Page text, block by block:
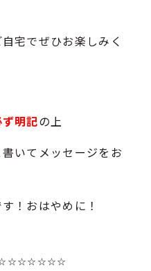
宅でぜひお楽しみく
明記の上
書いてメッセージをお
！おはやめに！